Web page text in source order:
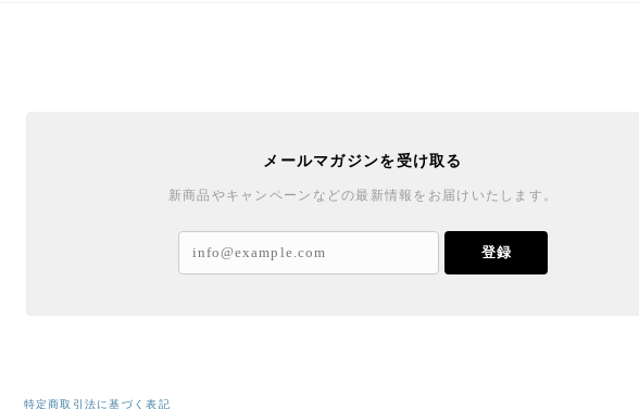
メールマガジンを受け取る
新商品やキャンペーンなどの最新情報をお届けいたします。
登録
特定商取引法に基づく表記